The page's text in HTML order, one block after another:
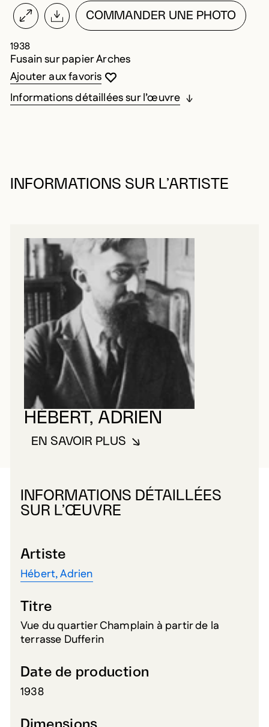
COMMANDER UNE PHOTO
1938
Fusain sur papier Arches
Vous devez être connecté pour ajouter
Fermer la modale
Ouvrir la modale
Ajouter aux favoris
Informations détaillées sur l’œuvre
INFORMATIONS SUR L’ARTISTE
HÉBERT, ADRIEN
EN SAVOIR PLUSÀ PROPOS DE HÉBERT, ADRIEN
INFORMATIONS DÉTAILLÉES
SUR L’ŒUVRE
Artiste
Hébert, Adrien
Titre
Vue du quartier Champlain à partir de la
terrasse Dufferin
Date de production
1938